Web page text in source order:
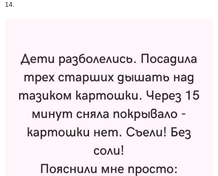
14.